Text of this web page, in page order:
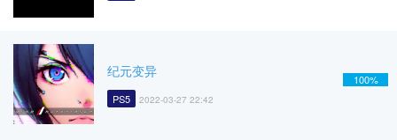
纪元变异
PS5 2022-03-27 22:42
100%